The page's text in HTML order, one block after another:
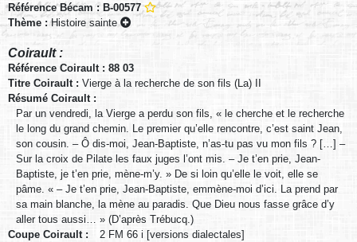
Référence Bécam : B-00577
Thème : Histoire sainte
Coirault :
Référence Coirault : 88 03
Titre Coirault : Vierge à la recherche de son fils (La) II
Résumé Coirault :
Par un vendredi, la Vierge a perdu son fils, « le cherche et le recherche
le long du grand chemin. Le premier qu’elle rencontre, c’est saint Jean,
son cousin. – Ô dis-moi, Jean-Baptiste, n’as-tu pas vu mon fils ? […] –
Sur la croix de Pilate les faux juges l’ont mis. – Je t’en prie, Jean-
Baptiste, je t’en prie, mène-m’y. » De si loin qu’elle le voit, elle se
pâme. « – Je t’en prie, Jean-Baptiste, emmène-moi d’ici. La prend par
sa main blanche, la mène au paradis. Que Dieu nous fasse grâce d’y
aller tous aussi… » (D’après Trébucq.)
Coupe Coirault :
2 FM 66 i [versions dialectales]